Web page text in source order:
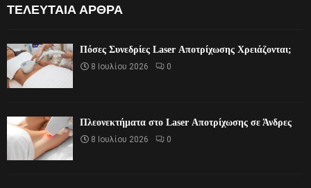
ΤΕΛΕΥΤΑΊΑ ΆΡΘΡΑ
Πόσες Συνεδρίες Laser Αποτρίχωσης Χρειάζονται;
8 Ιουλίου 2026 0
Πλεονεκτήματα στο Laser Αποτρίχωσης σε Άνδρες
8 Ιουλίου 2026 0